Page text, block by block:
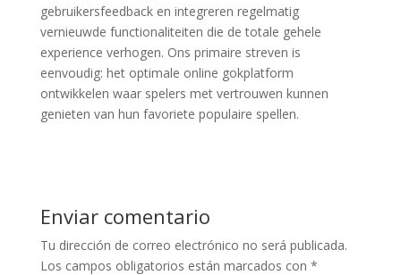
gebruikersfeedback en integreren regelmatig
vernieuwde functionaliteiten die de totale gehele
experience verhogen. Ons primaire streven is
eenvoudig: het optimale online gokplatform
ontwikkelen waar spelers met vertrouwen kunnen
genieten van hun favoriete populaire spellen.
Enviar comentario
Tu dirección de correo electrónico no será publicada.
Los campos obligatorios están marcados con *